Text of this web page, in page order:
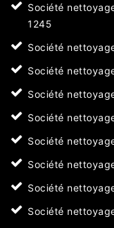
Société
1245
Société
Société
Société
Société
Société
Société
Société
Société